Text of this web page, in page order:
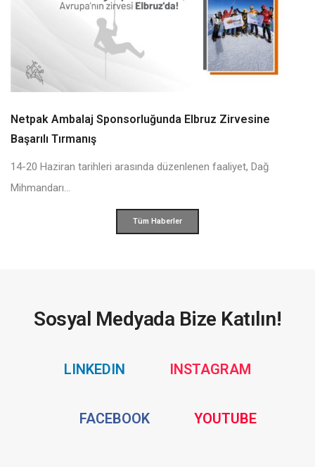
Netpak Ambalaj Sponsorluğunda Elbruz Zirvesine
Başarılı Tırmanış
14-20 Haziran tarihleri arasında düzenlenen faaliyet, Dağ
Mihmandarı...
Tüm Haberler
Sosyal Medyada Bize Katılın!
LINKEDINSocial INSTAGRAMSocial
FACEBOOKSocial YOUTUBESocial